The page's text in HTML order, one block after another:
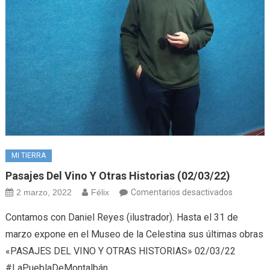
MI TIERRA
Pasajes Del Vino Y Otras Historias (02/03/22)
2 marzo, 2022 Félix Comentarios desactivadosen
del
vino
y
Contamos con Daniel Reyes (ilustrador). Hasta el 31 de
marzo expone en el Museo de la Celestina sus últimas obras
«PASAJES DEL VINO Y OTRAS HISTORIAS» 02/03/22
#LaPueblaDeMontalbán